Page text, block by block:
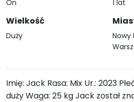
On
Wielkość
Duży
1 lat
Nowy
Imię: Jack Rasa: Mix Ur.: 2023
duży Waga: 25 kg Jack został